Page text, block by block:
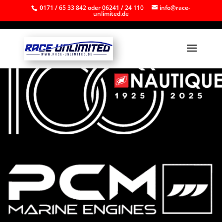
0171 / 65 33 842 oder 06241 / 24 110 info@race-
unlimited.de